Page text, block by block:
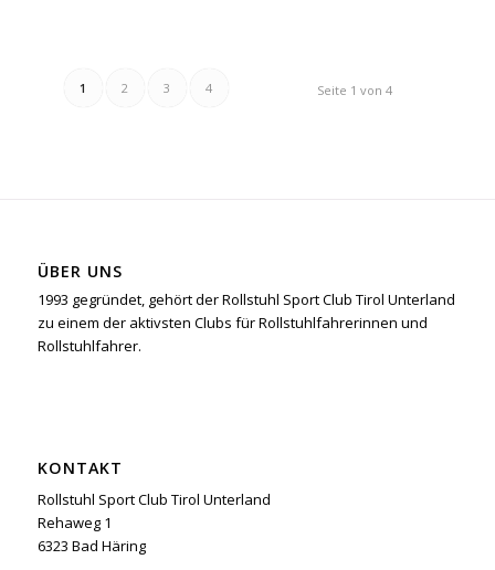
Seite 1 von 4
1 2 3 4
ÜBER UNS
1993 gegründet, gehört der Rollstuhl Sport Club Tirol Unterland
zu einem der aktivsten Clubs für Rollstuhlfahrerinnen und
Rollstuhlfahrer.
KONTAKT
Rollstuhl Sport Club Tirol Unterland
Rehaweg 1
6323 Bad Häring